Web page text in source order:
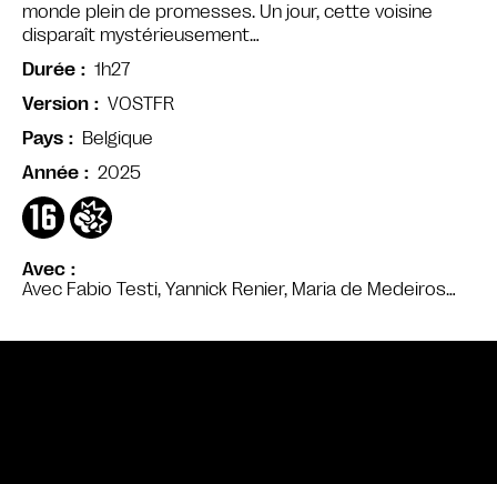
Avec
Avec Fabio Testi, Yannick Renier, Maria de Medeiros…
monde plein de promesses. Un jour, cette voisine
disparaît mystérieusement…
Durée
1h27
Version
VOSTFR
Pays
Belgique
Année
2025